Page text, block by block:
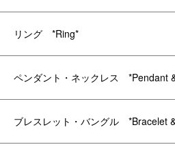
リング *Ring*
ペンダント・ネックレス *Pendant
ブレスレット・バングル *Bracelet